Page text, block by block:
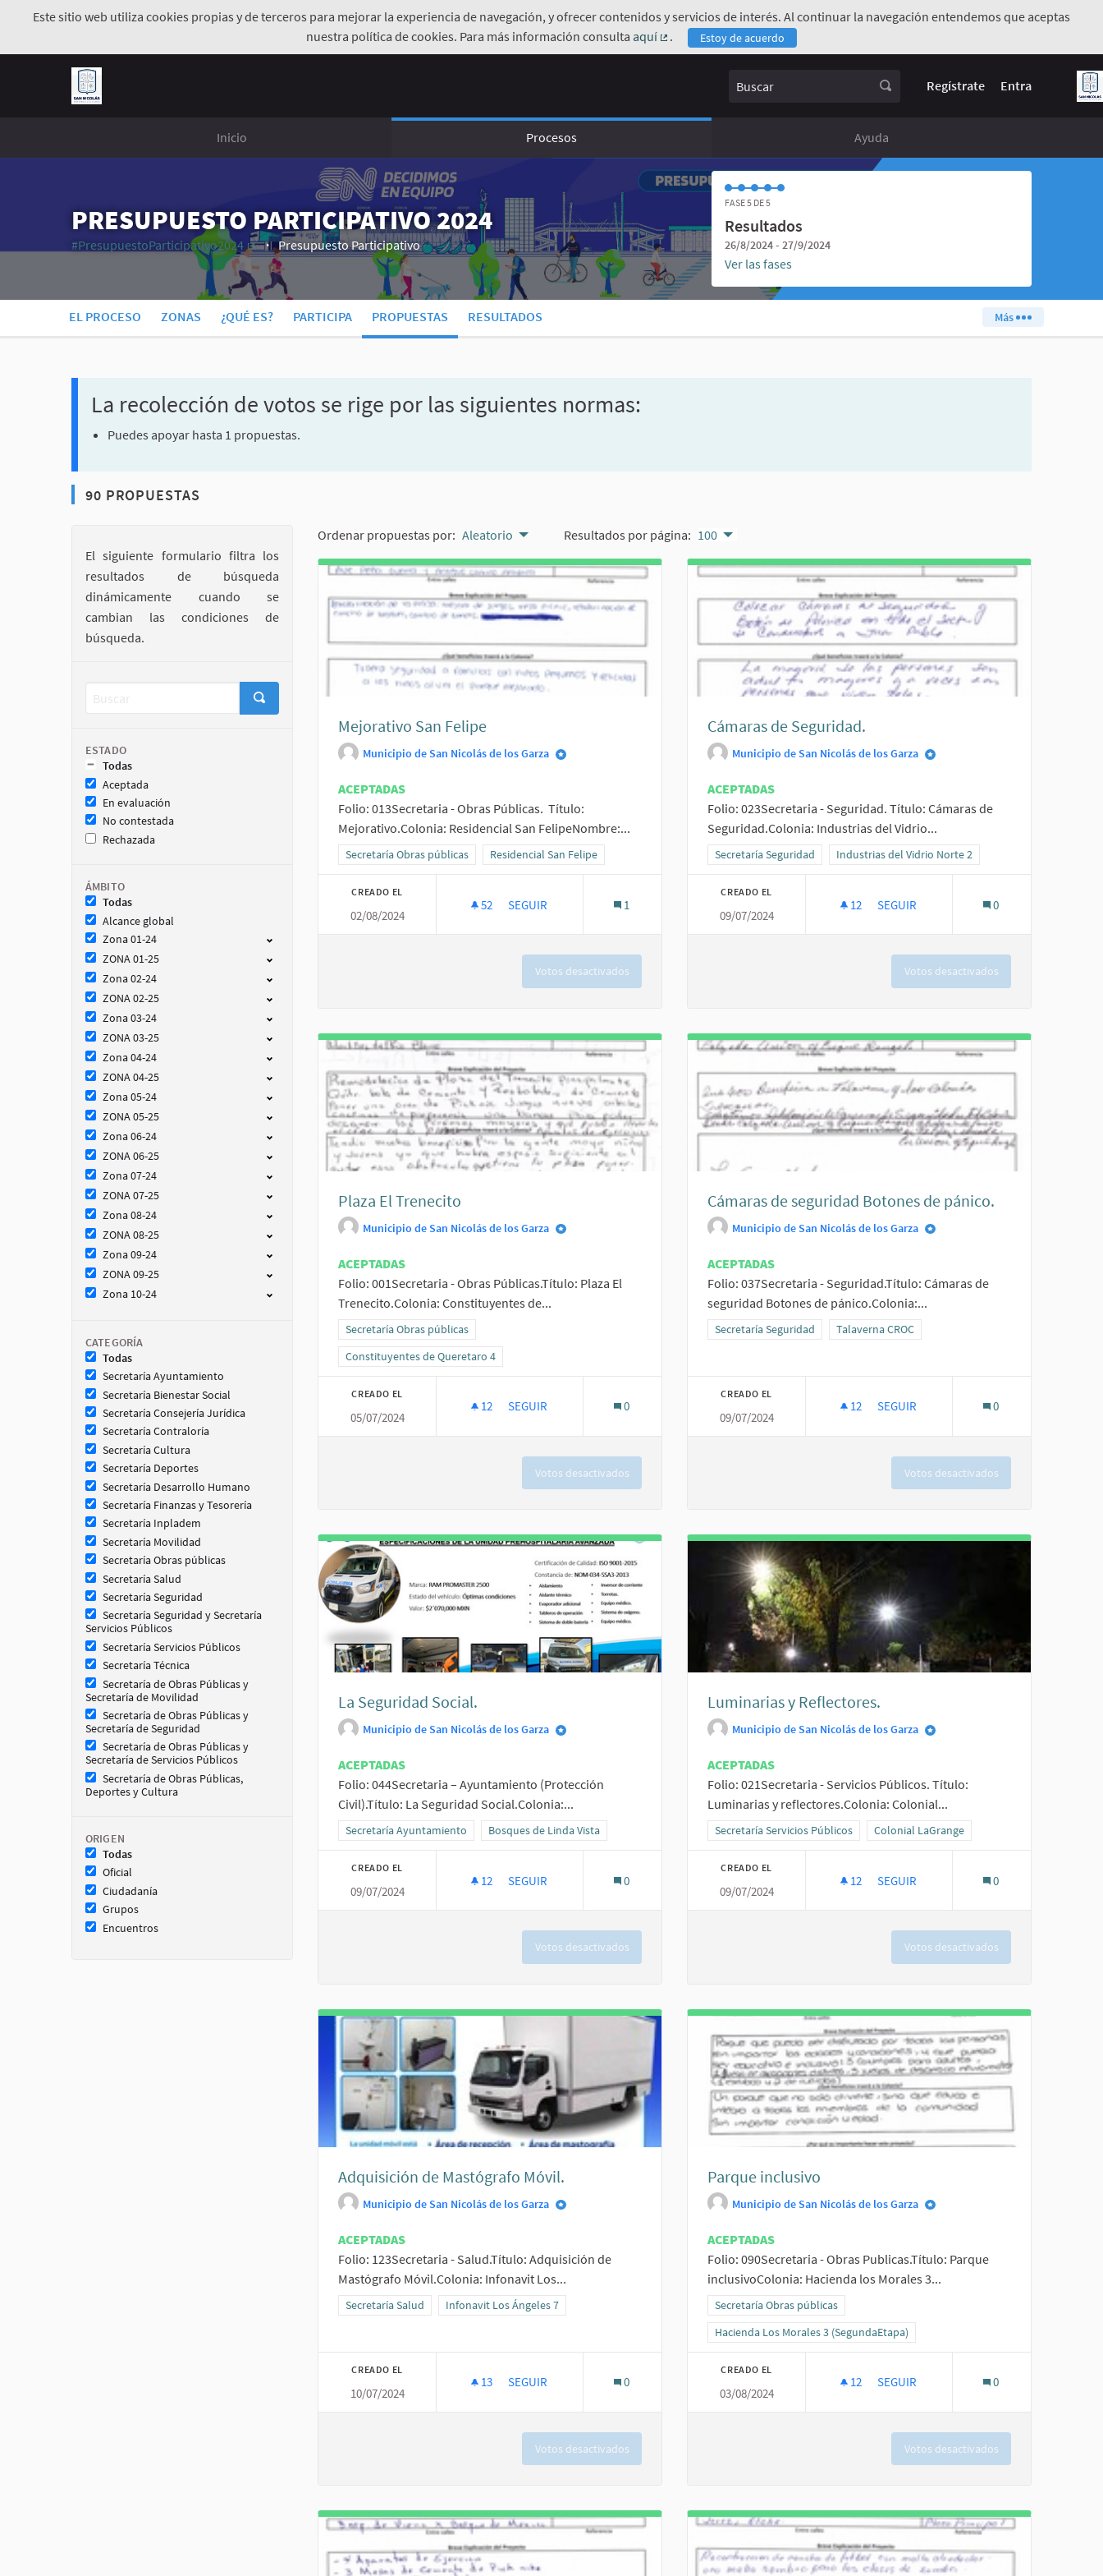
Este sitio web utiliza cookies propias y de terceros para mejorar la experiencia de navegación, y ofrecer contenidos y servicios de interés. Al continuar la navegación entendemos que aceptas
nuestra política de cookies. Para más información consulta aquí
(Enlace externo)
. Estoy de acuerdo
Buscar Regístrate Entra
Inicio Procesos Ayuda
PRESUPUESTO PARTICIPATIVO 2024
#PresupuestoParticipativo2024
(Enlace externo)
Presupuesto Participativo
FASE 5 DE 5
Resultados
26/8/2024 - 27/9/2024
Ver las fases
EL PROCESO ZONAS ¿QUÉ ES? PARTICIPA PROPUESTAS RESULTADOS Más
La recolección de votos se rige por las siguientes normas:
Puedes apoyar hasta 1 propuestas.
90 PROPUESTAS
El siguiente formulario filtra los
resultados de búsqueda
dinámicamente cuando se
cambian las condiciones de
búsqueda.
ESTADO
Todas
Aceptada
En evaluación
No contestada
Rechazada
ÁMBITO
Todas
Alcance global
Zona 01-24
ZONA 01-25
Zona 02-24
ZONA 02-25
Zona 03-24
ZONA 03-25
Zona 04-24
ZONA 04-25
Zona 05-24
ZONA 05-25
Zona 06-24
ZONA 06-25
Zona 07-24
ZONA 07-25
Zona 08-24
ZONA 08-25
Zona 09-24
ZONA 09-25
Zona 10-24
CATEGORÍA
Todas
Secretaría Ayuntamiento
Secretaría Bienestar Social
Secretaría Consejería Jurídica
Secretaría Contraloría
Secretaría Cultura
Secretaría Deportes
Secretaría Desarrollo Humano
Secretaría Finanzas y Tesorería
Secretaría Inpladem
Secretaría Movilidad
Secretaría Obras públicas
Secretaría Salud
Secretaría Seguridad
Secretaría Seguridad y Secretaría
Servicios Públicos
Secretaría Servicios Públicos
Secretaría Técnica
Secretaría de Obras Públicas y
Secretaría de Movilidad
Secretaría de Obras Públicas y
Secretaría de Seguridad
Secretaría de Obras Públicas y
Secretaría de Servicios Públicos
Secretaría de Obras Públicas,
Deportes y Cultura
ORIGEN
Todas
Oficial
Ciudadanía
Grupos
Encuentros
Ordenar propuestas por: Aleatorio Resultados por página: 100
Mejorativo San Felipe
Municipio de San Nicolás de los Garza
ACEPTADAS
Folio: 013Secretaria - Obras Públicas. Título:
Mejorativo.Colonia: Residencial San FelipeNombre:...
Resultados al filtrar por la categoría: Secretaría Obras públicas
Secretaría Obras públicas Resultados al filtrar por el ámbito: Residencial San Felipe
Residencial San Felipe
CREADO EL
02/08/2024
52 52 SEGUIDORAS
SEGUIR 1
Votos desactivados
Cámaras de Seguridad.
Municipio de San Nicolás de los Garza
ACEPTADAS
Folio: 023Secretaria - Seguridad. Título: Cámaras de
Seguridad.Colonia: Industrias del Vidrio...
Resultados al filtrar por la categoría: Secretaría Seguridad
Secretaría Seguridad Resultados al filtrar por el ámbito: Industrias del
Industrias del Vidrio Norte 2
CREADO EL
09/07/2024
12 12 SEGUIDORAS
SEGUIR 0
Votos desactivados
Plaza El Trenecito
Municipio de San Nicolás de los Garza
ACEPTADAS
Folio: 001Secretaria - Obras Públicas.Título: Plaza El
Trenecito.Colonia: Constituyentes de...
Resultados al filtrar por la categoría: Secretaría Obras públicas
Secretaría Obras públicas
Resultados al filtrar por el ámbito: Constituyentes de Queretaro 4
Constituyentes de Queretaro 4
CREADO EL
05/07/2024
12 12 SEGUIDORAS
SEGUIR 0
Votos desactivados
Cámaras de seguridad Botones de pánico.
Municipio de San Nicolás de los Garza
ACEPTADAS
Folio: 037Secretaria - Seguridad.Título: Cámaras de
seguridad Botones de pánico.Colonia:...
Resultados al filtrar por la categoría: Secretaría Seguridad
Secretaría Seguridad Resultados al filtrar por el ámbito: Talaverna CROC
Talaverna CROC
CREADO EL
09/07/2024
12 12 SEGUIDORAS
SEGUIR 0
Votos desactivados
La Seguridad Social.
Municipio de San Nicolás de los Garza
ACEPTADAS
Folio: 044Secretaria – Ayuntamiento (Protección
Civil).Título: La Seguridad Social.Colonia:...
Resultados al filtrar por la categoría: Secretaría Ayuntamiento
Secretaría Ayuntamiento Resultados al filtrar por el ámbito: Bosques de Linda Vista
Bosques de Linda Vista
CREADO EL
09/07/2024
12 12 SEGUIDORAS
SEGUIR 0
Votos desactivados
Luminarias y Reflectores.
Municipio de San Nicolás de los Garza
ACEPTADAS
Folio: 021Secretaria - Servicios Públicos. Título:
Luminarias y reflectores.Colonia: Colonial...
Resultados al filtrar por la categoría: Secretaría Servicios Públicos
Secretaría Servicios Públicos Resultados al filtrar por el ámbito: Colonial
Colonial LaGrange
CREADO EL
09/07/2024
12 12 SEGUIDORAS
SEGUIR 0
Votos desactivados
Adquisición de Mastógrafo Móvil.
Municipio de San Nicolás de los Garza
ACEPTADAS
Folio: 123Secretaria - Salud.Título: Adquisición de
Mastógrafo Móvil.Colonia: Infonavit Los...
Resultados al filtrar por la categoría: Secretaría Salud
Secretaría Salud Resultados al filtrar por el ámbito: Infonavit Los Ángeles 7
Infonavit Los Ángeles 7
CREADO EL
10/07/2024
13 13 SEGUIDORAS
SEGUIR 0
Votos desactivados
Parque inclusivo
Municipio de San Nicolás de los Garza
ACEPTADAS
Folio: 090Secretaria - Obras Publicas.Título: Parque
inclusivoColonia: Hacienda los Morales 3...
Resultados al filtrar por la categoría: Secretaría Obras públicas
Secretaría Obras públicas
Resultados al filtrar por el ámbito: Hacienda Los Morales 3 (SegundaEtapa)
Hacienda Los Morales 3 (SegundaEtapa)
CREADO EL
03/08/2024
12 12 SEGUIDORAS
SEGUIR 0
Votos desactivados